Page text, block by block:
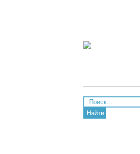
Найти